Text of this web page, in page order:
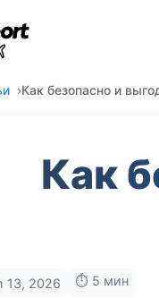
Как безопасно и
Как
13, 2026 ⏱️ 5 мин